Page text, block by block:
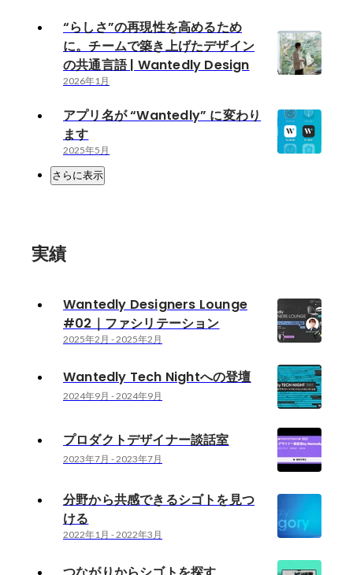
“らしさ”の再現性を高めるため
に。チームで築き上げたデザイン
の共通言語 | Wantedly Design
2026年1月
アプリ名が “Wantedly” に変わり
ます
2025年5月
さらに表示
実績
Wantedly Designers Lounge
#02｜ファシリテーション
2025年2月 -2025年2月
Wantedly Tech Nightへの登壇
2024年9月 -2024年9月
プロダクトデザイナー談話室
2023年7月 -2023年7月
分野から共感できるシゴトを見つ
ける
2022年1月 -2022年3月